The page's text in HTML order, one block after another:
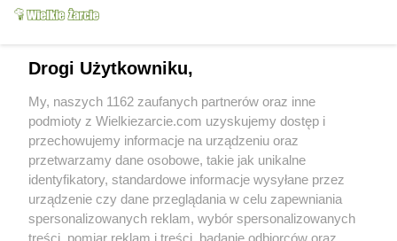
Drogi Użytkowniku,
My, naszych 1162 zaufanych partnerów oraz inne
podmioty z Wielkiezarcie.com uzyskujemy dostęp i
przechowujemy informacje na urządzeniu oraz
przetwarzamy dane osobowe, takie jak unikalne
identyfikatory, standardowe informacje wysyłane przez
urządzenie czy dane przeglądania w celu zapewniania
spersonalizowanych reklam, wybór spersonalizowanych
treści, pomiar reklam i treści, badanie odbiorców oraz